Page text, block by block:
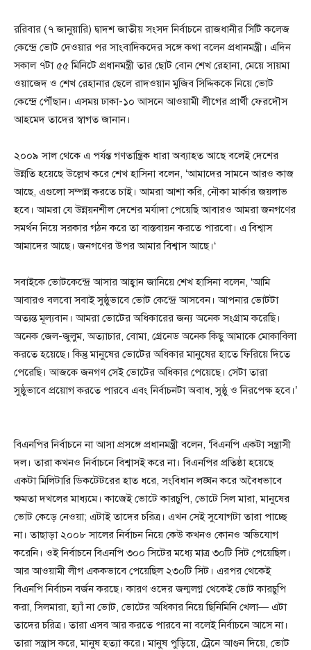
ররিবার (৭ জানুয়ারি) দ্বাদশ জাতীয় সংসদ নির্বাচনে রাজধানীর সিটি কলেজ
কেন্দ্রে ভোট দেওয়ার পর সাংবাদিকদের সঙ্গে কথা বলেন প্রধানমন্ত্রী। এদিন
সকাল ৭টা ৫৫ মিনিটে প্রধানমন্ত্রী তার ছোট বোন শেখ রেহানা, মেয়ে সায়মা
ওয়াজেদ ও শেখ রেহানার ছেলে রাদওয়ান মুজিব সিদ্দিককে নিয়ে ভোট
কেন্দ্রে পৌঁছান। এসময় ঢাকা-১০ আসনে আওয়ামী লীগের প্রার্থী ফেরদৌস
আহমেদ তাদের স্বাগত জানান।
২০০৯ সাল থেকে এ পর্যন্ত গণতান্ত্রিক ধারা অব্যাহত আছে বলেই দেশের
উন্নতি হয়েছে উল্লেখ করে শেখ হাসিনা বলেন, ‘আমাদের সামনে আরও কাজ
আছে, এগুলো সম্পন্ন করতে চাই। আমরা আশা করি, নৌকা মার্কার জয়লাভ
হবে। আমরা যে উন্নয়নশীল দেশের মর্যাদা পেয়েছি আবারও আমরা জনগণের
সমর্থন নিয়ে সরকার গঠন করে তা বাস্তবায়ন করতে পারবো। এ বিশ্বাস
আমাদের আছে। জনগণের উপর আমার বিশ্বাস আছে।‘
সবাইকে ভোটকেন্দ্রে আসার আহ্বান জানিয়ে শেখ হাসিনা বলেন, ‘আমি
আবারও বলবো সবাই সুষ্ঠুভাবে ভোট কেন্দ্রে আসবেন। আপনার ভোটটা
অত্যন্ত মূল্যবান। আমরা ভোটের অধিকারের জন্য অনেক সংগ্রাম করেছি।
অনেক জেল-জুলুম, অত্যাচার, বোমা, গ্রেনেড অনেক কিছু আমাকে মোকাবিলা
করতে হয়েছে। কিন্তু মানুষের ভোটের অধিকার মানুষের হাতে ফিরিয়ে দিতে
পেরেছি। আজকে জনগণ সেই ভোটের অধিকার পেয়েছে। সেটা তারা
সুষ্ঠুভাবে প্রয়োগ করতে পারবে এবং নির্বাচনটা অবাধ, সুষ্ঠু ও নিরপেক্ষ হবে।’
বিএনপির নির্বাচনে না আসা প্রসঙ্গে প্রধানমন্ত্রী বলেন, ‘বিএনপি একটা সন্ত্রাসী
দল। তারা কখনও নির্বাচনে বিশ্বাসই করে না। বিএনপির প্রতিষ্ঠা হয়েছে
একটা মিলিটারি ডিকটেটরের হাত ধরে, সংবিধান লঙ্ঘন করে অবৈধভাবে
ক্ষমতা দখলের মাধ্যমে। কাজেই ভোটে কারচুপি, ভোটে সিল মারা, মানুষের
ভোট কেড়ে নেওয়া; এটাই তাদের চরিত্র। এখন সেই সুযোগটা তারা পাচ্ছে
না। তাছাড়া ২০০৮ সালের নির্বাচন নিয়ে কেউ কখনও কোনও অভিযোগ
করেনি। ওই নির্বাচনে বিএনপি ৩০০ সিটের মধ্যে মাত্র ৩০টি সিট পেয়েছিল।
আর আওয়ামী লীগ এককভাবে পেয়েছিল ২৩০টি সিট। এরপর থেকেই
বিএনপি নির্বাচন বর্জন করছে। কারণ ওদের জন্মলগ্ন থেকেই ভোট কারচুপি
করা, সিলমারা, হ্যাঁ না ভোট, ভোটের অধিকার নিয়ে ছিনিমিনি খেলা— এটা
তাদের চরিত্র। তারা এসব আর করতে পারবে না বলেই নির্বাচনে আসে না।
তারা সন্ত্রাস করে, মানুষ হত্যা করে। মানুষ পুড়িয়ে, ট্রেনে আগুন দিয়ে, ভোট